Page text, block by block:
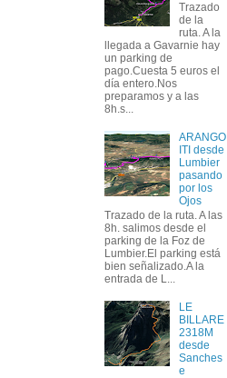
Trazado
de la
ruta. A la
llegada a Gavarnie hay
un parking de
pago.Cuesta 5 euros el
día entero.Nos
preparamos y a las
8h.s...
ARANGO
ITI desde
Lumbier
pasando
por los
Ojos
Trazado de la ruta. A las
8h. salimos desde el
parking de la Foz de
Lumbier.El parking está
bien señalizado.A la
entrada de L...
LE
BILLARE
2318M
desde
Sanches
e